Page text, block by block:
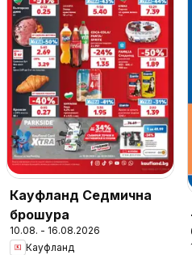
Кауфланд Седмична
брошура
10.08. - 16.08.2026
Кауфланд